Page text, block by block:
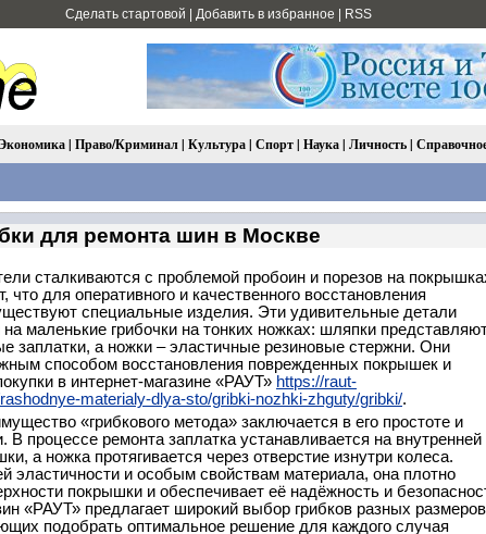
Сделать стартовой Добавить в избранное RSS
| Право/Криминал| Культура| Спорт| Наука| Личность|
для ремонта шин в Москве
сталкиваются с проблемой пробоин и порезов на
что для оперативного и качественного восстановления
специальные изделия. Эти удивительные детали
маленькие грибочки на тонких ножках: шляпки
заплатки, а ножки – эластичные резиновые стержни. Они
способом восстановления поврежденных покрышек и
в интернет-магазине «РАУТ» https://raut-
materialy-dlya-sto/gribki-nozhki-zhguty/gribki/.
«грибкового метода» заключается в его простоте и
В процессе ремонта заплатка устанавливается на внутренней
а ножка протягивается через отверстие изнутри колеса.
эластичности и особым свойствам материала, она плотно
покрышки и обеспечивает её надёжность и
«РАУТ» предлагает широкий выбор грибков разных
подобрать оптимальное решение для каждого случая